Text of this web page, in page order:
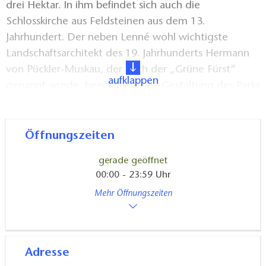
drei Hektar. In ihm befindet sich auch die
Schlosskirche aus Feldsteinen aus dem 13.
Jahrhundert. Der neben Lenné wohl wichtigste
Landschaftsarchitekt des 19. Jahrhunderts Hermann
von Pückler-Muskau, der auch der „Grüne Fürst“
genannt wurde, beeinflusste die Gestaltung des Parks
geblieben und stellt gleichzeitig das Zentrum des
heißen Jahreszeit ausreichend Schatten und sind
Geschichte des Parks. Dazu zählen unter anderem
eine Hängebuche, die wohl dickste Linde des
aufklappen
Öffnungszeiten
gerade geöffnet
00:00 - 23:59 Uhr
Mehr Öffnungszeiten
Adresse